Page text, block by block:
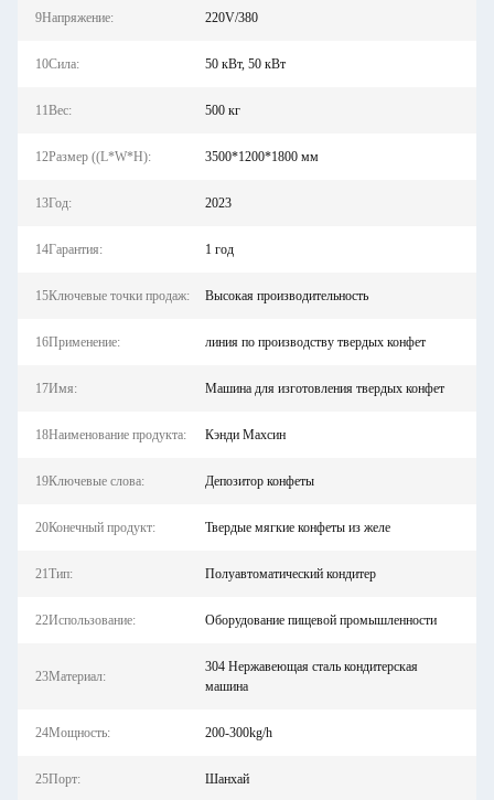
9Напряжение: 220V/380
10Сила: 50 кВт, 50 кВт
11Вес: 500 кг
12Размер ((L*W*H): 3500*1200*1800 мм
13Год: 2023
14Гарантия: 1 год
15Ключевые точки продаж: Высокая производительность
16Применение: линия по производству твердых конфет
17Имя: Машина для изготовления твердых конфет
18Наименование продукта: Кэнди Махсин
19Ключевые слова: Депозитор конфеты
20Конечный продукт: Твердые мягкие конфеты из желе
21Тип: Полуавтоматический кондитер
22Использование: Оборудование пищевой промышленности
23Материал:
304 Нержавеющая сталь кондитерская
машина
24Мощность: 200-300kg/h
25Порт: Шанхай